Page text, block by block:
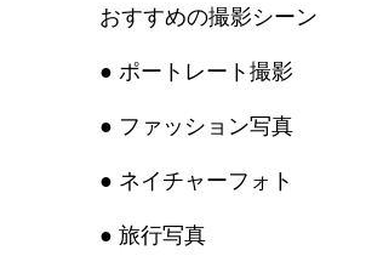
おすすめの撮影シーン
● ポートレート撮影
● ファッション写真
● ネイチャーフォト
● 旅行写真